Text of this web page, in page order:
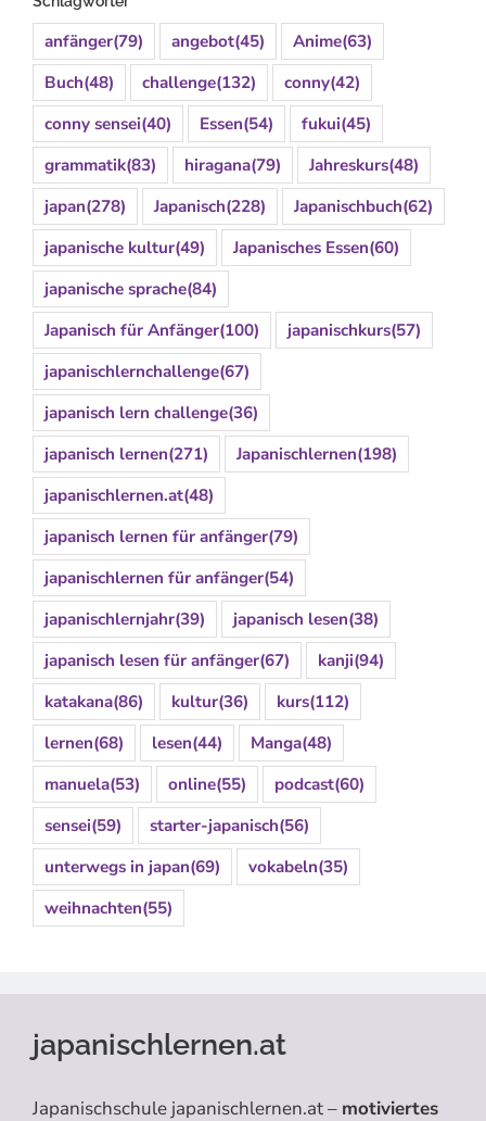
anfänger(79) angebot(45) Anime(63)
Buch(48) challenge(132) conny(42)
conny sensei(40) Essen(54) fukui(45)
grammatik(83) hiragana(79) Jahreskurs(48)
japan(278) Japanisch(228) Japanischbuch(62)
japanische kultur(49) Japanisches Essen(60)
japanische sprache(84)
Japanisch für Anfänger(100) japanischkurs(57)
japanischlernchallenge(67)
japanisch lern challenge(36)
japanisch lernen(271) Japanischlernen(198)
japanischlernen.at(48)
japanisch lernen für anfänger(79)
japanischlernen für anfänger(54)
japanischlernjahr(39) japanisch lesen(38)
japanisch lesen für anfänger(67) kanji(94)
katakana(86) kultur(36) kurs(112)
lernen(68) lesen(44) Manga(48)
manuela(53) online(55) podcast(60)
sensei(59) starter-japanisch(56)
unterwegs in japan(69) vokabeln(35)
weihnachten(55)
japanischlernen.at
Japanischschule japanischlernen.at – motiviertes